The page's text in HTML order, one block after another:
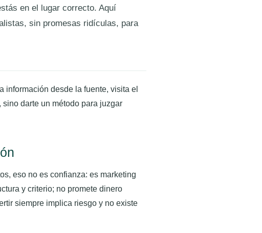
en el lugar correcto. Aquí
sin promesas ridículas, para
desde la fuente, visita el
darte un método para juzgar
eso no es confianza: es marketing
y criterio; no promete dinero
siempre implica riesgo y no existe